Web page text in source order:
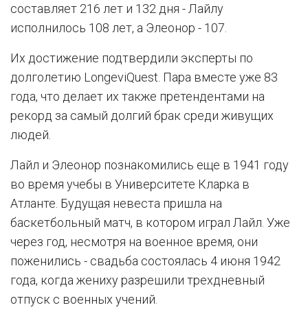
составляет 216 лет и 132 дня - Лайлу
исполнилось 108 лет, а Элеонор - 107.
Их достижение подтвердили эксперты по
долголетию LongeviQuest. Пара вместе уже 83
года, что делает их также претендентами на
рекорд за самый долгий брак среди живущих
людей.
Лайл и Элеонор познакомились еще в 1941 году
во время учебы в Университете Кларка в
Атланте. Будущая невеста пришла на
баскетбольный матч, в котором играл Лайл. Уже
через год, несмотря на военное время, они
поженились - свадьба состоялась 4 июня 1942
года, когда жениху разрешили трехдневный
отпуск с военных учений.